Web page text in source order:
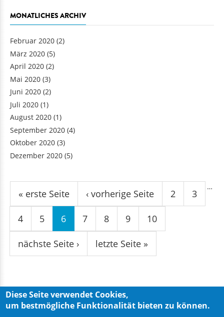
MONATLICHES ARCHIV
Februar 2020 (2)
März 2020 (5)
April 2020 (2)
Mai 2020 (3)
Juni 2020 (2)
Juli 2020 (1)
August 2020 (1)
September 2020 (4)
Oktober 2020 (3)
Dezember 2020 (5)
Seiten
« erste Seite ‹ vorherige Seite
…
2 3
4 5 6 7 8 9 10
nächste Seite › letzte Seite »
Diese Seite verwendet Cookies,
um bestmögliche Funktionalität bieten zu können.